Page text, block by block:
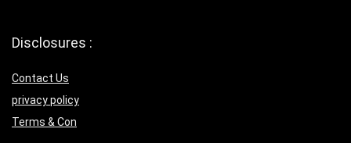
Disclosures :
Contact Us
privacy policy
Terms & Con